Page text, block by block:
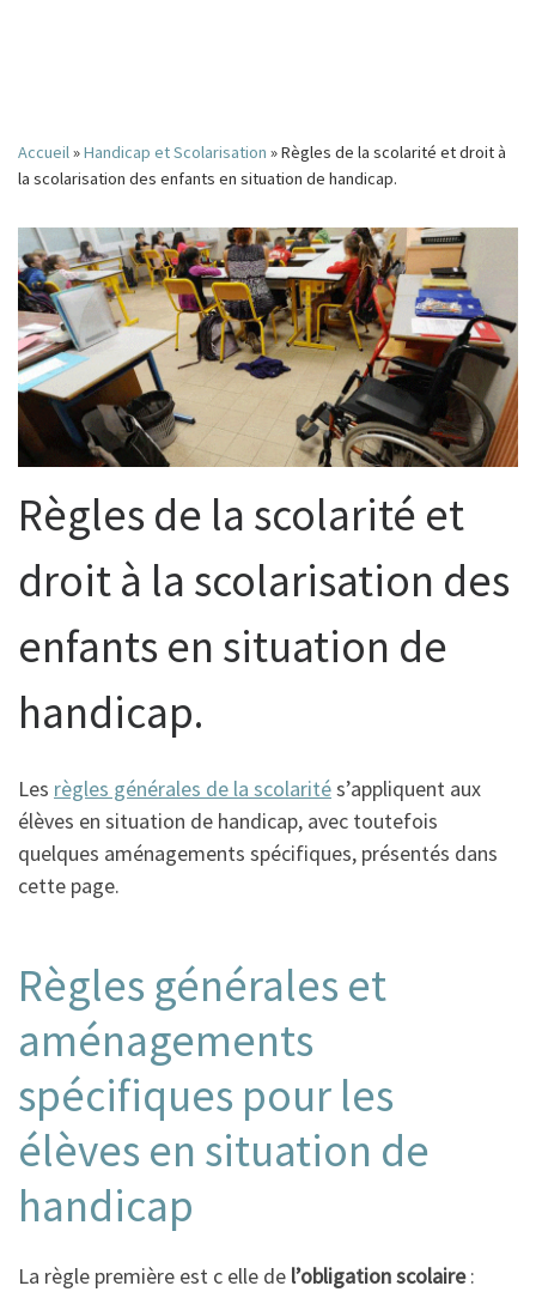
Accueil»Handicap et Scolarisation »Règles de la scolarité et droit à
la scolarisation des enfants en situation de handicap.
Règles de la scolarité et
droit à la scolarisation des
enfants en situation de
handicap.
Les règles générales de la scolarités’appliquent aux
élèves en situation de handicap, avec toutefois
quelques aménagements spécifiques, présentés dans
cette page.
Règles générales et
aménagements
spécifiques pour les
élèves en situation de
handicap
La règle première est c elle de l’obligation scolaire: